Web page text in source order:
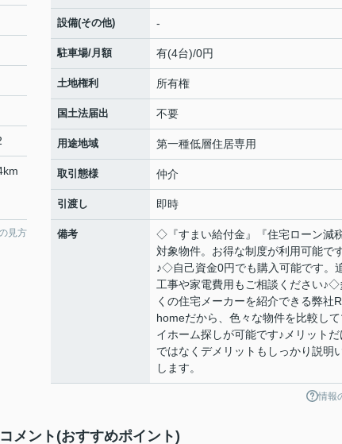
見方
設備(その他) -
駐車場/月額 有(4台)/0円
土地権利 所有権
国土法届出 不要
用途地域 第一種低層住居専用
取引態様 仲介
引渡し 即時
備考
◇『すまい給付金』『住宅ローン減
対象物件。お得な制度が利用可能で
♪◇自己資金0円でも購入可能です。
工事や家電費用もご相談ください♪◇
くの住宅メーカーを紹介できる弊社
homeだから、色々な物件を比較し
イホーム探しが可能です♪メリットだ
ではなくデメリットもしっかり説明
します。
情報
ント(おすすめポイント)